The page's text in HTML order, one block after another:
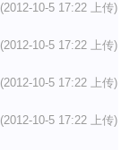
(2012-10-5 17:22 上传)
(2012-10-5 17:22 上传)
(2012-10-5 17:22 上传)
(2012-10-5 17:22 上传)